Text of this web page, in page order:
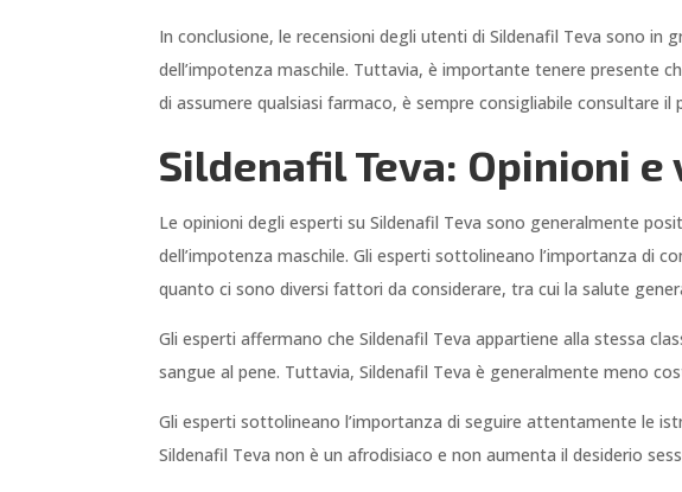
In conclusione, le recensioni degli utenti di Sildenafil Teva sono
dell’impotenza maschile. Tuttavia, è importante tenere presente
di assumere qualsiasi farmaco, è sempre consigliabile consultare il
Sildenafil Teva: Opinioni
Le opinioni degli esperti su Sildenafil Teva sono generalmente
dell’impotenza maschile. Gli esperti sottolineano l’importanza di
quanto ci sono diversi fattori da considerare, tra cui la salute
Gli esperti affermano che Sildenafil Teva appartiene alla stessa
sangue al pene. Tuttavia, Sildenafil Teva è generalmente meno
Gli esperti sottolineano l’importanza di seguire attentamente le
Sildenafil Teva non è un afrodisiaco e non aumenta il desiderio